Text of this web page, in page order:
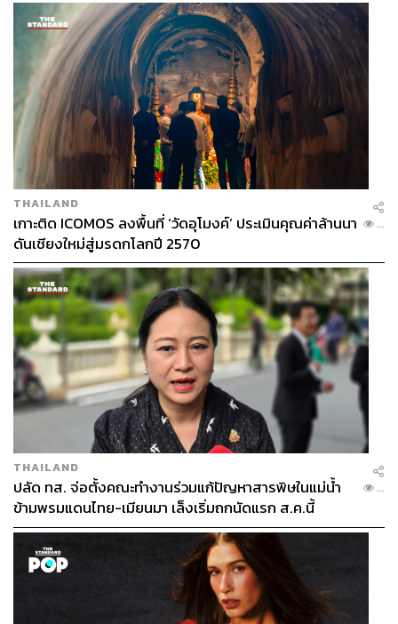
THAILAND
เกาะติด ICOMOS ลงพื้นที่ ‘วัดอุโมงค์’ ประเมินคุณค่าล้านนา
ดันเชียงใหม่สู่มรดกโลกปี 2570
...
THAILAND
ปลัด ทส. จ่อตั้งคณะทำงานร่วมแก้ปัญหาสารพิษในแม่น้ำ
ข้ามพรมแดนไทย-เมียนมา เล็งเริ่มถกนัดแรก ส.ค.นี้
...